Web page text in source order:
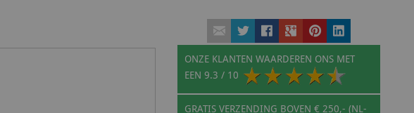
ONZE KLANTEN WAARDEREN ONS MET
EEN 9.3 / 10
GRATIS VERZENDING BOVEN € 250,- (NL-